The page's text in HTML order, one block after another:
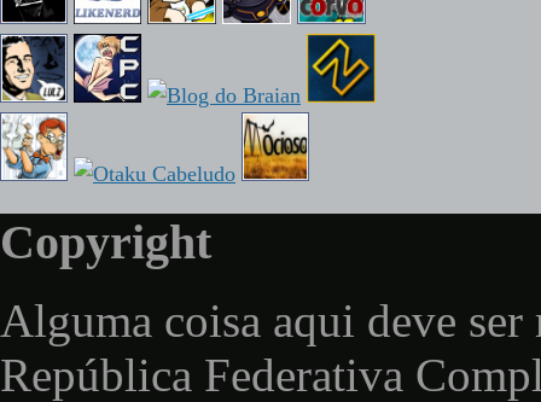
Copyright
Alguma coisa aqui deve ser
República Federativa